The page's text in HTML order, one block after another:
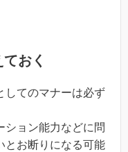
おく
してのマナーは必ず
ション能力などに問
とお断りになる可能